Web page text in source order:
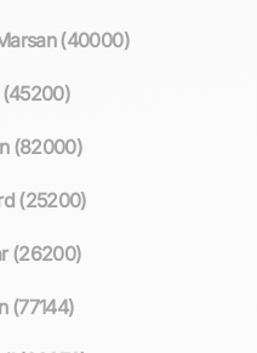
(40000)
(82000)
(25200)
(26200)
(77144)